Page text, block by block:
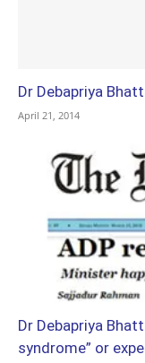
Dr Debapriya
April 21, 2014
Dr Debapriya
syndrome” or